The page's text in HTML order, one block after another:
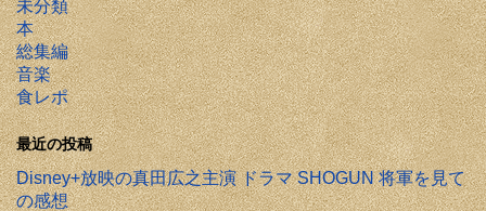
未分類
本
総集編
音楽
食レポ
最近の投稿
Disney+放映の真田広之主演 ドラマ SHOGUN 将軍を見て
の感想